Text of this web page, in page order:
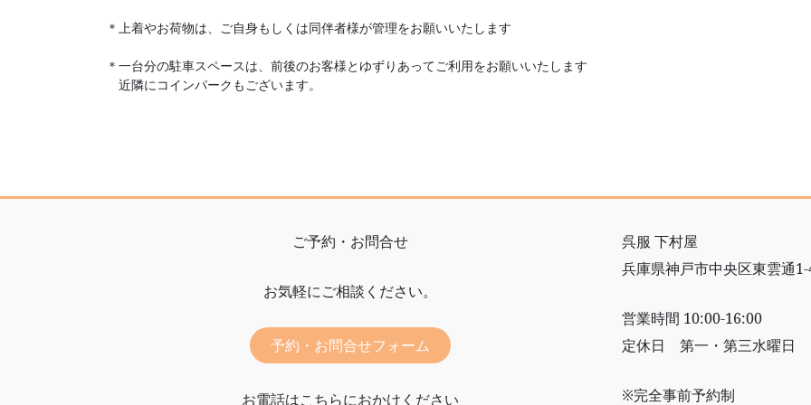
＊上着やお荷物は、ご自身もしくは同伴者様が管理をお願いいたします
＊一台分の駐車スペースは、前後のお客様とゆずりあってご利用をお願いいたします
近隣にコインパークもございます。
ご予約・お問合せ
お気軽にご相談ください。
予約・お問合せフォーム
お電話はこちらにおかけください
呉服 下村屋
兵庫県神戸市中央区東雲通
営業時間 10:00-16:00
定休日 第一・第三水曜日
※完全事前予約制